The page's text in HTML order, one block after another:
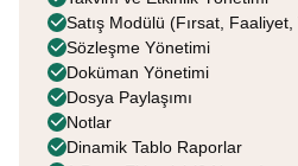
Satış Modülü (Fırsat,
Sözleşme Yönetimi
Doküman Yönetimi
Dosya Paylaşımı
Notlar
Dinamik Tablo Raporlar